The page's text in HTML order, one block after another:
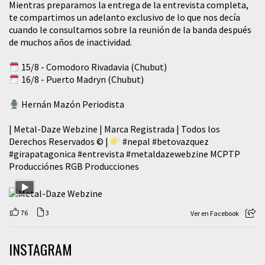
Mientras preparamos la entrega de la entrevista completa,
te compartimos un adelanto exclusivo de lo que nos decía
cuando le consultamos sobre la reunión de la banda después
de muchos años de inactividad.
15/8 - Comodoro Rivadavia (Chubut)
16/8 - Puerto Madryn (Chubut)
Hernán Mazón Periodista
| Metal-Daze Webzine | Marca Registrada | Todos los
Derechos Reservados © |
#nepal #betovazquez
#girapatagonica #entrevista #metaldazewebzine MCPTP
Producciónes RGB Producciones
76 3 Ver en Facebook
INSTAGRAM